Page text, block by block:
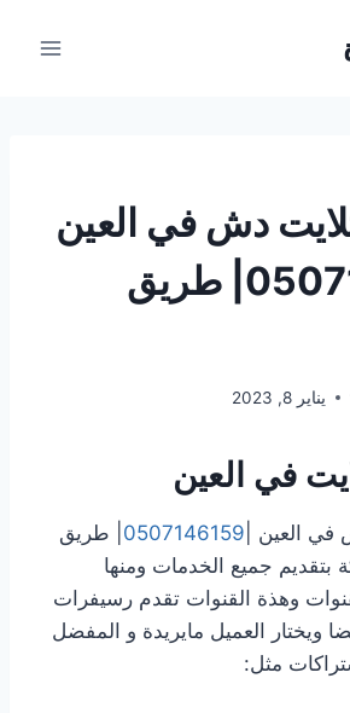
دش في العين
|0507146159| طريق
يناير 8, 2023
في العين
العين | 0507146159 | طريق
بتقديم جميع الخدمات ومنها
وهذة القنوات تقدم رسيفرات
ويختار العميل مايريدة و المفضل
مثل: